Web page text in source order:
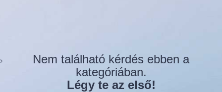
Nem található kérdés ebben a
kategóriában.
Légy te az első!